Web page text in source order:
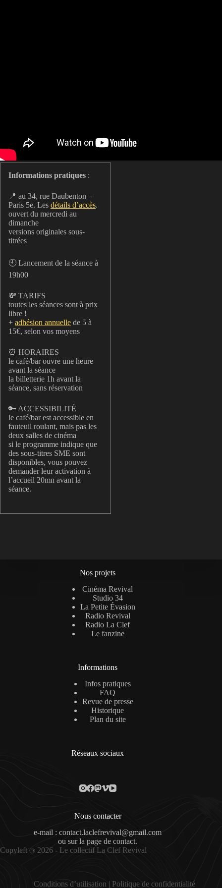
Informations pratiques :
📍 au 34, rue Daubenton –
Paris 5e. Les détails d’accès.
ouvert du mercredi au
dimanche
versions originales sous-
titrées
🕘 Lancement de la séance à
19h00
💸 TARIFS
toutes les séances sont à prix
libre !
+ adhésion annuelle de 5 à
15€, selon vos moyens
⏰ HORAIRES
le café/bar ouvre une heure
avant la séance
la billetterie 1h avant la
séance, sans réservation
🔑 ACCESSIBILITÉ
le café/bar est accessible en
fauteuil roulant, mais pas les
deux salles de cinéma
si le programme indique que
des sous-titres SME sont
disponibles, vous pouvez
demander leur activation à
l’accueil 20mn avant la
séance.
Nos projets
Cinéma Revival
Studio 34
La Petite Évasion
Radio Revival
Radio La Clef
Le fanzine
Informations
Infos pratiques
FAQ
Revue de presse
Historique
Plan du site
Réseaux sociaux
Nous contacter
e-mail : contact.laclefrevival@gmail.com
ou sur lapage de contact.
Copyleft © 2026 - Le collectif La Clef Revival
Conditions d’utilisation | Politique de confidentialité